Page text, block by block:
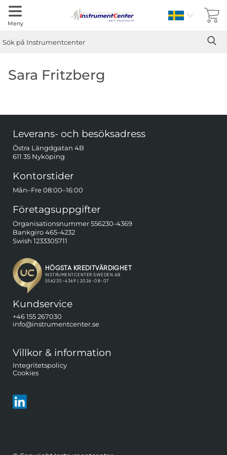
Meny Sverige
Sara Fritzberg
Leverans- och besöksadress
Östra Längdgatan 4B
611 35 Nyköping
Kontorstider
Mån–Fre 08:00–16:00
Företagsuppgifter
Organisationsnummer 556230-4369
Bankgiro 465-4232
Swish 1233305711
Kundservice
+46 155 267030
info@instrumentcenter.se
Villkor & information
Integritetspolicy
Cookies